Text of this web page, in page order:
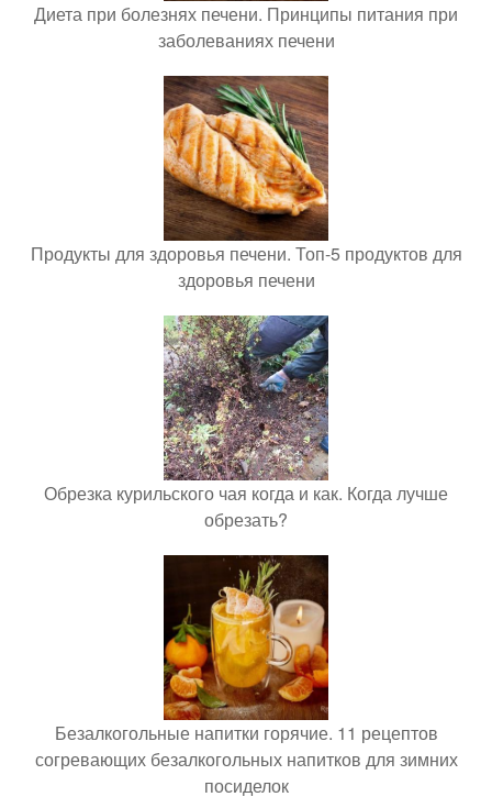
Диета при болезнях печени. Принципы питания при
заболеваниях печени
Продукты для здоровья печени. Топ-5 продуктов для
здоровья печени
Обрезка курильского чая когда и как. Когда лучше
обрезать?
Безалкогольные напитки горячие. 11 рецептов
согревающих безалкогольных напитков для зимних
посиделок